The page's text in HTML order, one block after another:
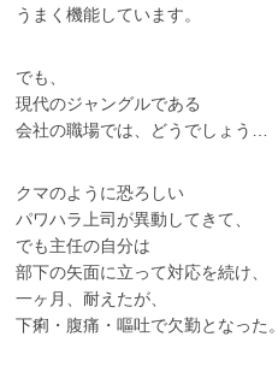
うまく機能しています。
でも、
現代のジャングルである
会社の職場では、どうでしょう…
クマのように恐ろしい
パワハラ上司が異動してきて、
でも主任の自分は
部下の矢面に立って対応を続け、
一ヶ月、耐えたが、
下痢・腹痛・嘔吐で欠勤となった。